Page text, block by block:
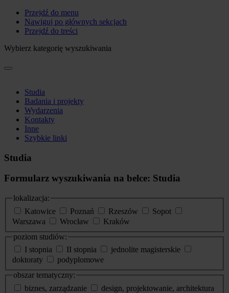
Przejdź do menu
Nawiguj po głównych sekcjach
Przejdź do treści
Wybierz kategorię wyszukiwania
Studia
Badania i projekty
Wydarzenia
Kontakty
Inne
Szybkie linki
Studia
Formularz wyszukiwania na belce: Studia
lokalizacja:
Katowice
Poznań Rzeszów
Sopot
Warszawa
Wrocław
Kraków
poziom studiów:
I stopnia
II stopnia
jednolite magisterskie
doktoraty
podyplomowe
obszar tematyczny:
biznes, zarządzanie
design, projektowanie, architektura